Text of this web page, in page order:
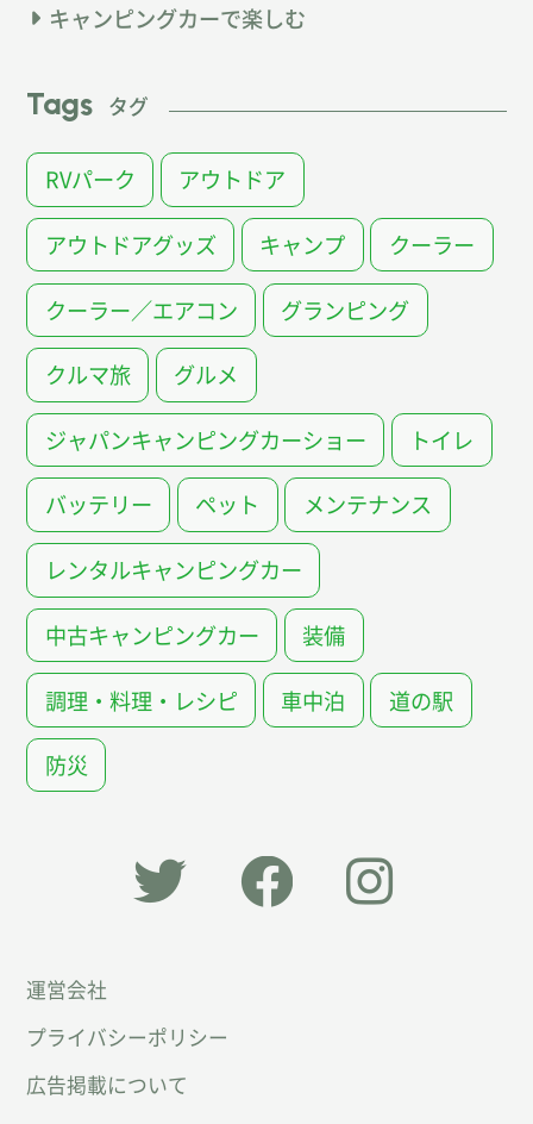
キャンピングカーで楽しむ
Tags タグ
RVパーク アウトドア
アウトドアグッズ キャンプ クーラー
クーラー／エアコン グランピング
クルマ旅 グルメ
ジャパンキャンピングカーショー トイレ
バッテリー ペット メンテナンス
レンタルキャンピングカー
中古キャンピングカー 装備
調理・料理・レシピ 車中泊 道の駅
防災
ン
パー」
運営会社
プライバシーポリシー
広告掲載について